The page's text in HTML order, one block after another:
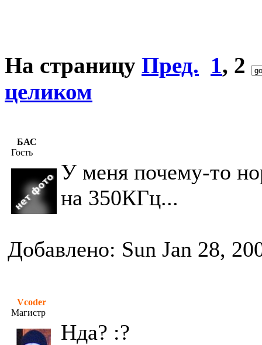
На страницу Пред. 1, 2
целиком
БАС
Гость
У меня почему-то
на 350КГц...
Добавлено: Sun Jan 28,
Vcoder
Магистр
Нда? :?